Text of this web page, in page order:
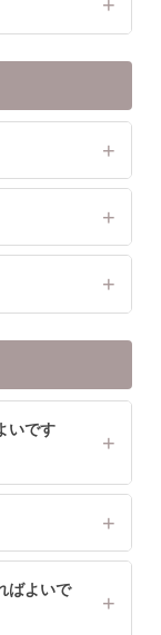
いです
ばよいで